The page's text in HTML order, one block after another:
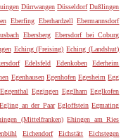
Dürrwangen Düsseldorf Dußlingen
Eberfing Eberhardzell Ebermannsdorf
Ebersberg Ebersdorf bei Coburg
Eching (Freising) Eching (Landshut)
Edelsfeld Edenkoben
Ederheim
Egenhausen Egenhofen Egesheim Egg
Eggenthal Eggingen Egglham Egglkofen
Egling an der Paar Egloffstein Egmating
(Mittelfranken) Ehingen am Ries
Eichendorf Eichstätt
Eichstegen